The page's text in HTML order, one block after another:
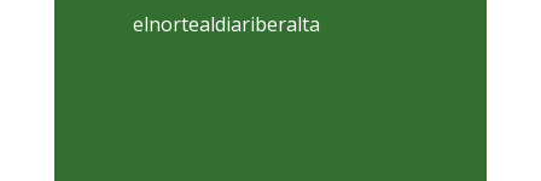
elnortealdiariberalta